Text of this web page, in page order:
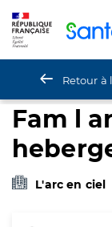
Retour
Fam l
L'arc en ciel